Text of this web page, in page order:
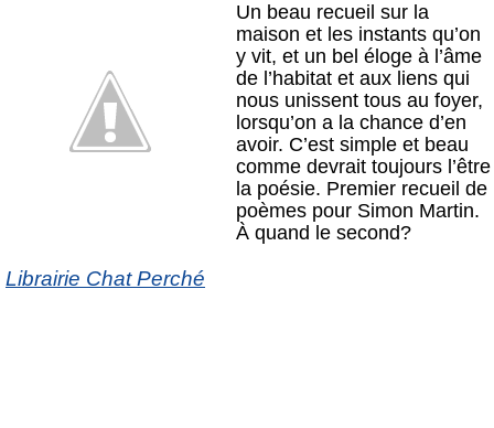
Un beau recueil sur la
maison et les instants qu’on
y vit, et un bel éloge à l’âme
de l’habitat et aux liens qui
nous unissent tous au foyer,
lorsqu’on a la chance d’en
avoir. C’est simple et beau
comme devrait toujours l’être
la poésie. Premier recueil de
poèmes pour Simon Martin.
À quand le second?
Librairie Chat Perché